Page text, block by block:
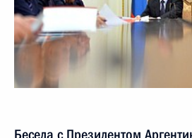
Беседа с Президентом